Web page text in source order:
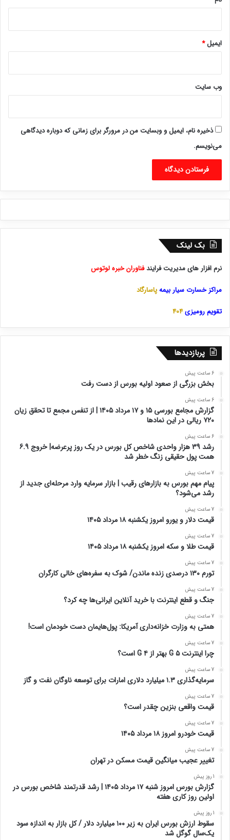
ایمیل*
وب‌ سایت
ذخیره نام، ایمیل و وبسایت من در مرورگر برای زمانی که دوباره دیدگاهی
می‌نویسم.
بک لینک
نرم افزار های مدیریت فرایندفناوران خبره لوتوس
مراکز خسارت سیار بیمهپاسارگاد
تقویم رومیزی404
پربازدیدها
6 ساعت پیش
بخش بزرگی از صعود اولیه بورس از دست رفت
6 ساعت پیش
گزارش مجامع بورسی ۱۵ و ۱۷ مرداد ۱۴۰۵ | از تنفس مجمع تا تحقق زیان
۷۲۰ ریالی در این نماد‌ها
6 ساعت پیش
رشد 39 هزار واحدی شاخص کل بورس در یک روز پرعرضه| خروج 6.9
همت پول حقیقی زنگ خطر شد
7 ساعت پیش
پیام مهم بورس به بازارهای رقیب | بازار سرمایه وارد مرحله‌ای جدید از
رشد می‌شود؟
7 ساعت پیش
قیمت دلار و یورو امروز یکشنبه ۱۸ مرداد ۱۴۰۵
7 ساعت پیش
قیمت طلا و سکه امروز یکشنبه ۱۸ مرداد ۱۴۰۵
7 ساعت پیش
تورم ۱۳۰ درصدی زنده ماندن/ شوک به سفره‌های خالی کارگران
7 ساعت پیش
جنگ و قطع اینترنت با خرید آنلاین ایرانی‌ها چه کرد؟
7 ساعت پیش
همتی به وزارت خزانه‌داری آمریکا: پول‌هایمان دست خودمان است!
7 ساعت پیش
چرا اینترنت ۵ G بهتر از ۴ G است؟
7 ساعت پیش
سرمایه‌گذاری ۱.۳ میلیارد دلاری امارات برای توسعه ناوگان نفت و گاز
7 ساعت پیش
قیمت واقعی بنزین چقدر است؟
7 ساعت پیش
قیمت خودرو امروز ۱۸ مرداد ۱۴۰۵
7 ساعت پیش
تغییر عجیب میانگین قیمت مسکن در تهران
1 روز پیش
گزارش بورس امروز شنبه ۱۷ مرداد ۱۴۰۵ | رشد قدرتمند شاخص بورس در
اولین روز کاری هفته
1 روز پیش
سقوط ارزش بورس ایران به زیر ۱۰۰ میلیارد دلار / کل بازار به اندازه سود
یک‌سال گوگل شد